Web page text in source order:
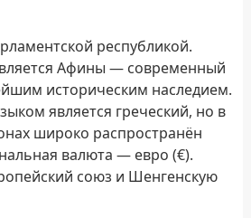
республикой.
Афины — современный
историческим наследием.
является греческий, но в
широко распространён
валюта — евро (€).
союз и Шенгенскую